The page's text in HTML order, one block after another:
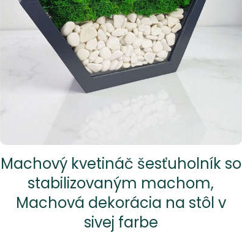
Machový kvetináč šesťuholník so
stabilizovaným machom,
Machová dekorácia na stôl v
sivej farbe